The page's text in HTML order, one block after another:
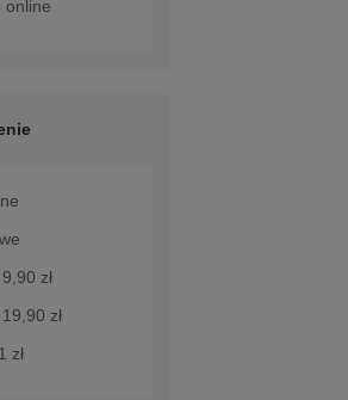
online
zł
zł
zł